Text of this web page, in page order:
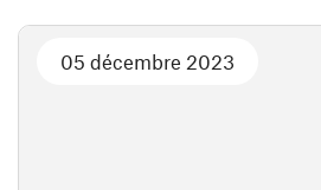
05 décembre 2023